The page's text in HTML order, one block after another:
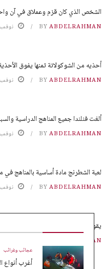
عجائب وغرائب
أغرب أنواع
الشخص الذي كان قزم وعملاق في آن
BY ABDELRAHMAN نوفمبر 27,
أحذيه من الشوكولاتة ثمنها يفوق
BY ABDELRAHMAN نوفمبر 27,
ألغت فنلندا جميع المناهج الدراسية
BY ABDELRAHMAN نوفمبر 26,
لعبة الشطرنج مادة أساسية بالمناهج
BY ABDELRAHMAN نوفمبر 26,
يقوم النمل بزراعة محاصيله بدون تربة !!!
ABDELRAHMAN